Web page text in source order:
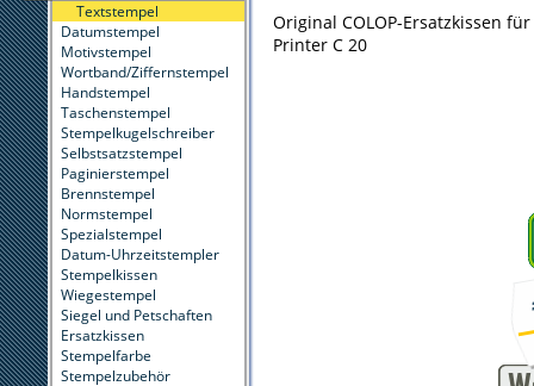
Textstempel
Datumstempel
Motivstempel
Wortband/Ziffernstempel
Handstempel
Taschenstempel
Stempelkugelschreiber
Selbstsatzstempel
Paginierstempel
Brennstempel
Normstempel
Spezialstempel
Datum-Uhrzeitstempler
Stempelkissen
Wiegestempel
Siegel und Petschaften
Ersatzkissen
Stempelfarbe
Stempelzubehör
Original COLOP-Ersatzkissen
Printer C 20